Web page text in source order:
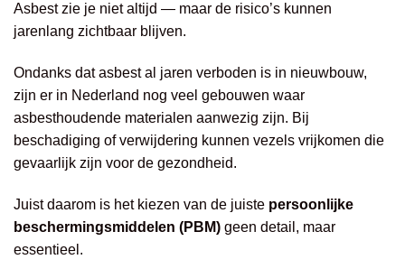
Asbest zie je niet altijd — maar de risico’s kunnen
jarenlang zichtbaar blijven.
Ondanks dat asbest al jaren verboden is in nieuwbouw,
zijn er in Nederland nog veel gebouwen waar
asbesthoudende materialen aanwezig zijn. Bij
beschadiging of verwijdering kunnen vezels vrijkomen die
gevaarlijk zijn voor de gezondheid.
Juist daarom is het kiezen van de juiste persoonlijke
beschermingsmiddelen (PBM) geen detail, maar
essentieel.